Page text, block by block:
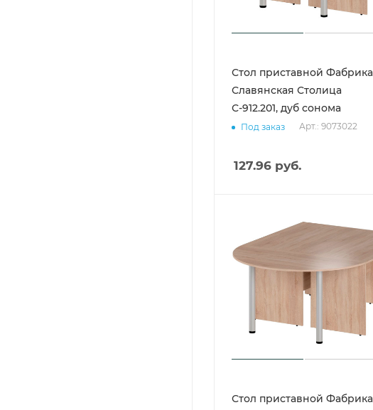
Стол приставной Фабрика
Славянская Столица
С-912.201, дуб сонома
Под заказ Арт.: 9073022
127.96 руб.
Стол приставной Фабрика